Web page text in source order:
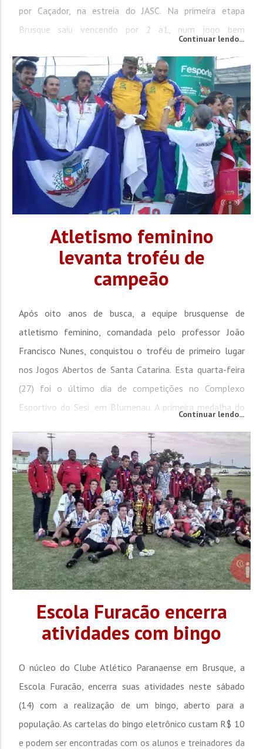
por Caçador, na estreia do JASC. Na primeira etapa
Brusque saiu vencendo por 2 a1, num jogo bem
eficiente e aplicada. Brusque iniciou o segundo tempo
apostando em administrar o...
Continuar lendo...
Atletismo feminino
levanta troféu de
campeão
Após oito anos de busca, a equipe brusquense de
atletismo feminino, comandada pelo professor João
Francisco Nunes, conquistou o troféu de primeiro lugar
nos Jogos Abertos de Santa Catarina. Esta quarta-feira
(27) foi o último dia de competições no Complexo
Esportivo do Sesi, em Blumenau. A primeira medalha do
metros rasos. Já no Heptatlo, que reúne as provas de
100 metros com barreira, arremesso de peso, salto em
distância,...
Continuar lendo...
Escola Furacão encerra
atividades com bingo
O núcleo do Clube Atlético Paranaense em Brusque, a
Escola Furacão, encerra suas atividades neste sábado
(14) com a realização de um bingo, aberto para a
população. As cartelas do bingo eletrônico custam R$ 10
e podem ser encontradas com os alunos e treinadores da